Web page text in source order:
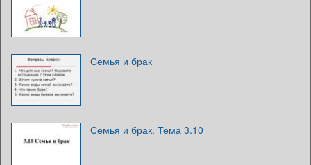
Семья и брак
Семья и брак. Тема 3.10